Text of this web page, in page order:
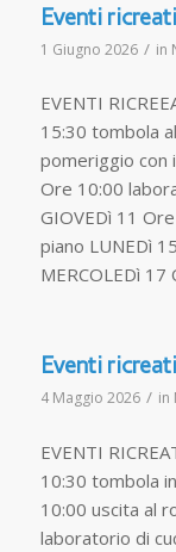
Eventi
1 Giugno 2026 / in
EVENTI
15:30 tombola
pomeriggio con
Ore 10:00
GIOVEDì 11
piano LUNEDì
MERCOLEDì
Eventi
4 Maggio 2026 / in
EVENTI
10:30 tombola
10:00 uscita al
laboratorio di